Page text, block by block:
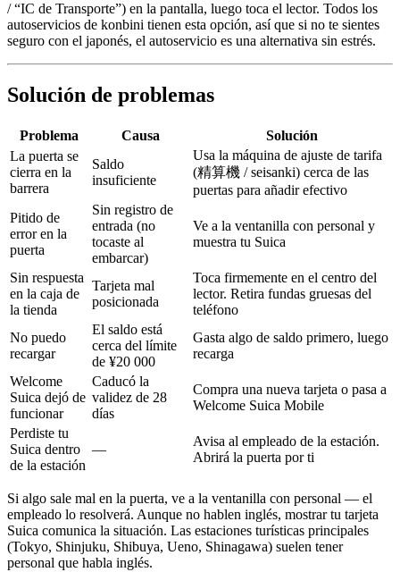
/ “IC de Transporte”) en la pantalla, luego toca el lector. Todos los
autoservicios de konbini tienen esta opción, así que si no te sientes
seguro con el japonés, el autoservicio es una alternativa sin estrés.
Solución de problemas
Problema Causa
Solución
La puerta se
cierra en la
barrera
Saldo
insuficiente
Usa la máquina de ajuste de tarifa
(精算機 / seisanki) cerca de las
puertas para añadir efectivo
Pitido de
error en la
puerta
Sin registro de
entrada (no
tocaste al
embarcar)
Ve a la ventanilla con personal y
muestra tu Suica
Sin respuesta
en la caja de
la tienda
Tarjeta mal
posicionada
Toca firmemente en el centro del
lector. Retira fundas gruesas del
teléfono
No puedo
recargar
El saldo está
cerca del límite
de ¥20 000
Gasta algo de saldo primero, luego
recarga
Welcome
Suica dejó de
funcionar
Caducó la
validez de 28
días
Compra una nueva tarjeta o pasa a
Welcome Suica Mobile
Perdiste tu
Suica dentro
de la estación
—
Avisa al empleado de la estación.
Abrirá la puerta por ti
Si algo sale mal en la puerta, ve a la ventanilla con personal — el
empleado lo resolverá. Aunque no hablen inglés, mostrar tu tarjeta
Suica comunica la situación. Las estaciones turísticas principales
(Tokyo, Shinjuku, Shibuya, Ueno, Shinagawa) suelen tener
personal que habla inglés.